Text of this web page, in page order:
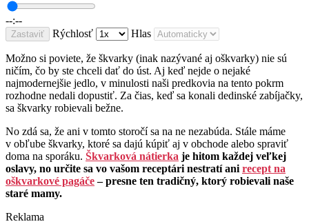
--:--
Zastaviť Rýchlosť Hlas
Možno si poviete, že škvarky (inak nazývané aj oškvarky) nie sú
ničím, čo by ste chceli dať do úst. Aj keď nejde o nejaké
najmodernejšie jedlo, v minulosti naši predkovia na tento pokrm
rozhodne nedali dopustiť. Za čias, keď sa konali dedinské zabíjačky,
sa škvarky robievali bežne.
No zdá sa, že ani v tomto storočí sa na ne nezabúda. Stále máme
v obľube škvarky, ktoré sa dajú kúpiť aj v obchode alebo spraviť
doma na sporáku. Škvarková nátierka je hitom každej veľkej
oslavy, no určite sa vo vašom receptári nestratí anirecept na
oškvarkové pagáče– presne ten tradičný, ktorý robievali naše
staré mamy.
Reklama